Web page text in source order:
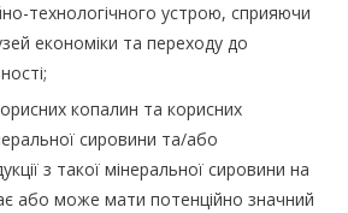
технологічного устрою, сприяючи
економіки та переходу до
копалин та корисних
сировини та/або
з такої мінеральної сировини на
або може мати потенційно значний